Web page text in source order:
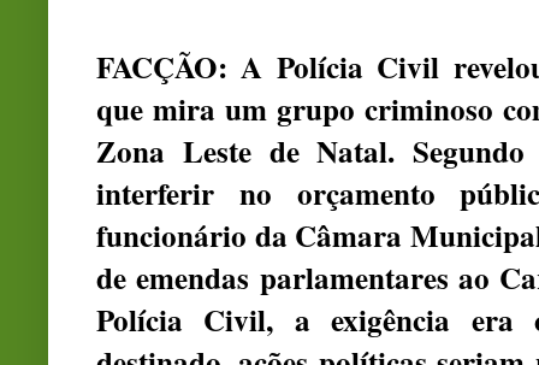
FACÇÃO: A Polícia Civil
que mira um grupo criminoso
Zona Leste de Natal.
interferir no orçamento
funcionário da Câmara
de emendas parlamentares ao
Polícia Civil, a exigência era